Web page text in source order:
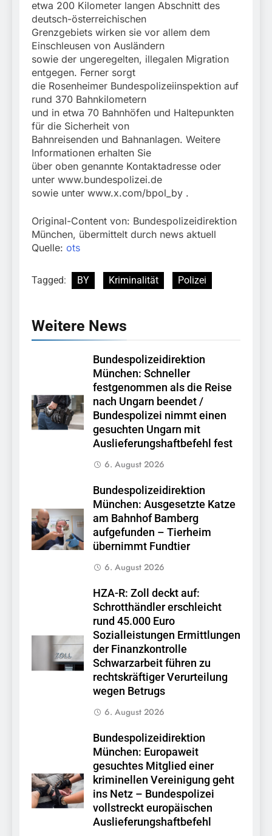
etwa 200 Kilometer langen Abschnitt des
deutsch-österreichischen
Grenzgebiets wirken sie vor allem dem
Einschleusen von Ausländern
sowie der ungeregelten, illegalen Migration
entgegen. Ferner sorgt
die Rosenheimer Bundespolizeiinspektion auf
rund 370 Bahnkilometern
und in etwa 70 Bahnhöfen und Haltepunkten
für die Sicherheit von
Bahnreisenden und Bahnanlagen. Weitere
Informationen erhalten Sie
über oben genannte Kontaktadresse oder
unter www.bundespolizei.de
sowie unter www.x.com/bpol_by .
Original-Content von: Bundespolizeidirektion
München, übermittelt durch news aktuell
Quelle: ots
Tagged: BY Kriminalität Polizei
Weitere News
Bundespolizeidirektion
München: Schneller
festgenommen als die Reise
nach Ungarn beendet /
Bundespolizei nimmt einen
gesuchten Ungarn mit
Auslieferungshaftbefehl fest
6. August 2026
Bundespolizeidirektion
München: Ausgesetzte Katze
am Bahnhof Bamberg
aufgefunden – Tierheim
übernimmt Fundtier
6. August 2026
HZA-R: Zoll deckt auf:
Schrotthändler erschleicht
rund 45.000 Euro
Sozialleistungen Ermittlungen
der Finanzkontrolle
Schwarzarbeit führen zu
rechtskräftiger Verurteilung
wegen Betrugs
6. August 2026
Bundespolizeidirektion
München: Europaweit
gesuchtes Mitglied einer
kriminellen Vereinigung geht
ins Netz – Bundespolizei
vollstreckt europäischen
Auslieferungshaftbefehl